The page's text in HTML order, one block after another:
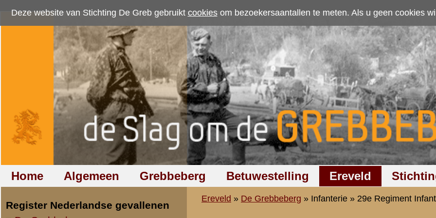
Deze website van Stichting De Greb gebruikt cookies om bezoekersaantallen te meten. Als u geen cookies wilt toestaan kunt u hier klikken Accepteer cookies
Home Algemeen Grebbeberg Betuwestelling Ereveld Stichting Discussiegroep Zoeken
Register Nederlandse gevallenen
De Grebbeberg
De Betuwestelling
laatst bijgewerkt op 18 januari 2009
Foto's Nederlandse graven
De Grebbeberg
Ereveld» De Grebbeberg»Infanterie» 29e Regiment Infanterie» 3-III-29 R.I.
Cornelis Leendertz
Reserve 1ste Luitenant Infanterie
3-III-29 R.I.
Leendertz
Achternaam: